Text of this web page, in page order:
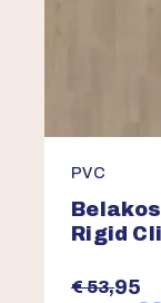
PVC
Rigid
€ 53,95